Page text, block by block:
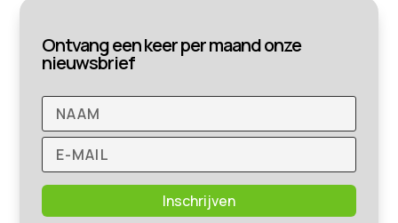
Ontvang een keer per maand onze
nieuwsbrief
Inschrijven